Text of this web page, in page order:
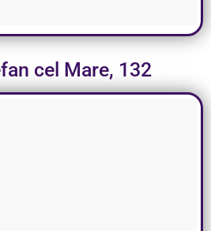
cel Mare, 132